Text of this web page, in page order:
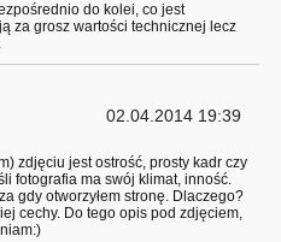
do kolei, co jest
za grosz wartości technicznej lecz
02.04.2014 19:39
zdjęciu jest ostrość, prosty kadr czy
fotografia ma swój klimat, inność.
gdy otworzyłem stronę. Dlaczego?
cechy. Do tego opis pod zdjęciem,